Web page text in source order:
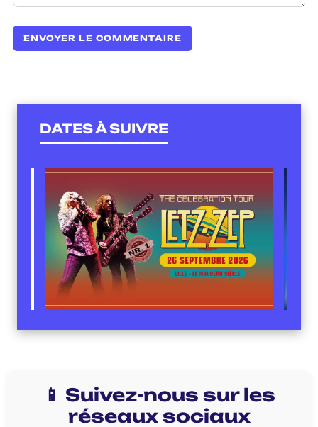
DATES À SUIVRE
📱 Suivez-nous sur les
réseaux sociaux